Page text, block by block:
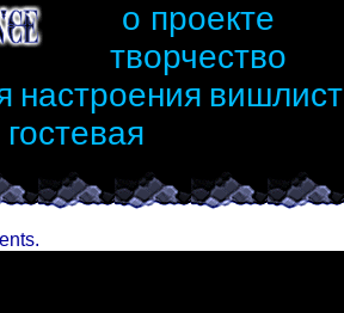
о проекте
творчество
настроения вишлист
гостевая